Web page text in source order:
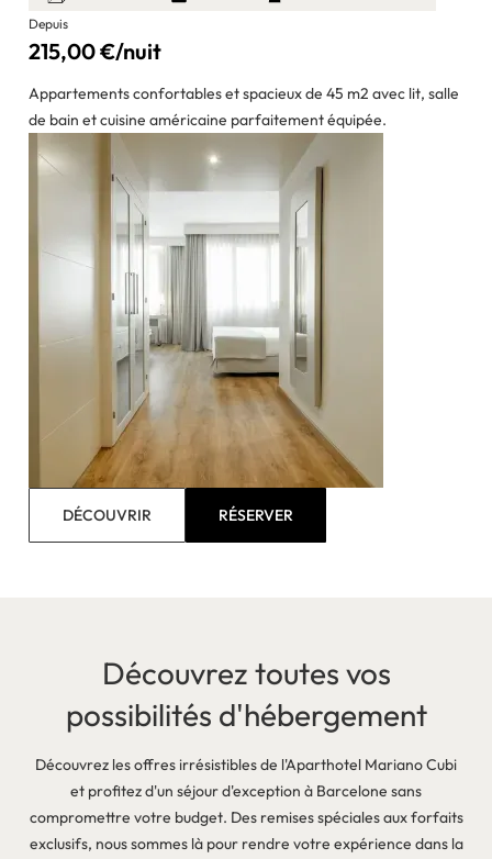
Depuis
215,00 €/nuit
Appartements confortables et spacieux de 45 m2 avec lit, salle
de bain et cuisine américaine parfaitement équipée.
DÉCOUVRIR RÉSERVER
Découvrez toutes vos
possibilités d'hébergement
Découvrez les offres irrésistibles de l'Aparthotel Mariano Cubi
et profitez d'un séjour d'exception à Barcelone sans
compromettre votre budget. Des remises spéciales aux forfaits
exclusifs, nous sommes là pour rendre votre expérience dans la